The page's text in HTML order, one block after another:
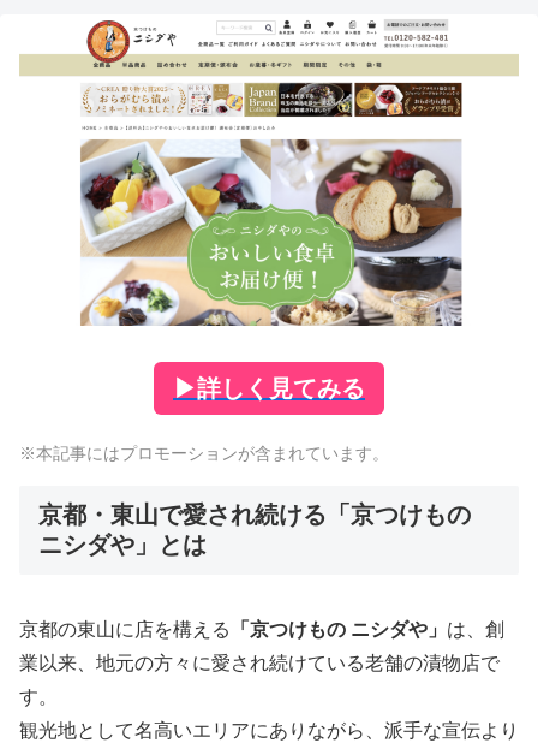
▶詳しく見てみる
※本記事にはプロモーションが含まれています。
京都・東山で愛され続ける「京つけもの
ニシダや」とは
京都の東山に店を構える 「京つけもの ニシダや」 は、創
業以来、地元の方々に愛され続けている老舗の漬物店で
す。
観光地として名高いエリアにありながら、派手な宣伝より